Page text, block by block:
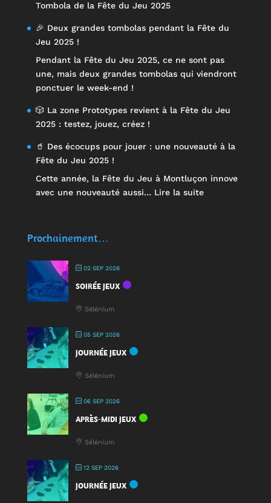
Tombola de la Fête du Jeu 2025
🎉 Deux grandes tombolas pendant la Fête du
Jeu 2025 !
Pendant la Fête du Jeu 2025, ce ne sont pas
une, mais deux grandes tombolas qui viendront
ponctuer le week-end !
🎲 La zone Prototypes revient à la Fête du Jeu
2025 : testez, jouez, créez !
🥤 Des écocups pour jouer : une nouveauté à la
Fête du Jeu 2025 !
Cette année, la Fête du Jeu à Montluçon innove
avec une nouveauté aussi… Lire la suite:
Prochainement…
02 SEP 2026
SOIRÉE JEUX
Sélénium
05 SEP 2026
JOURNÉE JEUX
Sélénium
06 SEP 2026
APRÈS-MIDI JEUX
Sélénium
12 SEP 2026
JOURNÉE JEUX